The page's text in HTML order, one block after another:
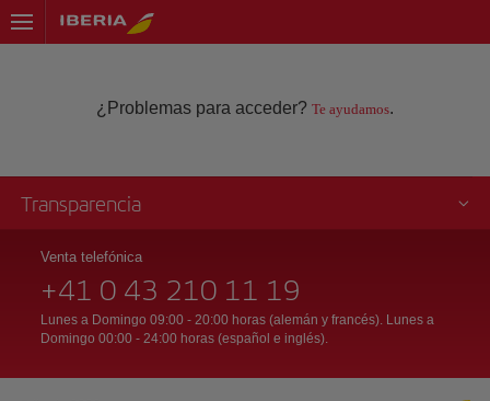
¿Problemas para acceder? Te ayudamos.
Transparencia
Venta telefónica
+41 0 43 210 11 19
Lunes a Domingo 09:00 - 20:00 horas (alemán y francés). Lunes a
Domingo 00:00 - 24:00 horas (español e inglés).